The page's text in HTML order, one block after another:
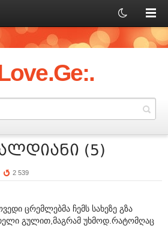
(5)
2 539
ცრემლებმა ჩემს სახეზე გზა
გულით,მაგრამ უხმოდ.რატომღაც